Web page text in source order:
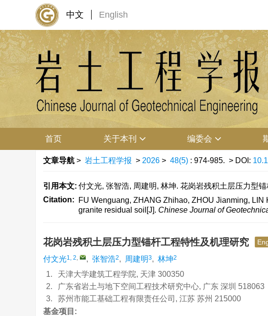
中文 English
首页 关于本刊 编委会
文章导航 > 岩土工程学报 > 2026 > 48(5) : 974-985. > DOI:
引用本文: 付文光, 张智浩, 周建明, 林坤. 花岗岩残积土层压力型
Citation:
FU Wenguang, ZHANG Zhihao, ZHOU Jianming,
granite residual soil[J]. Chinese Journal of
花岗岩残积土层压力型锚杆工程特性及机理研究
付文光1, 2, , 张智浩2, 周建明3, 林坤2
1.
天津大学建筑工程学院, 天津 300350
2.
广东省岩土与地下空间工程技术研究中心, 广东 深圳 518063
3.
苏州市能工基础工程有限责任公司, 江苏 苏州 215000
基金项目: